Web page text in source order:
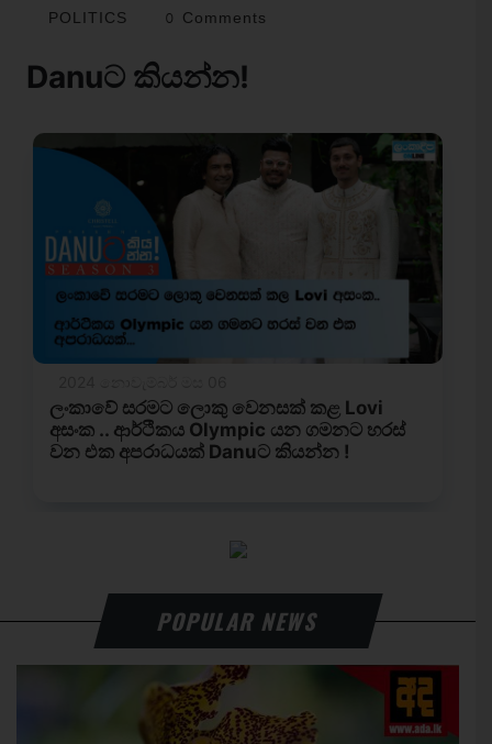
POLITICS 0 Comments
POPULAR NEWS